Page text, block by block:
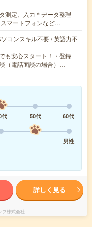
測定、入力＊データ整理
スマートフォンなど…
コンスキル不要 / 英語力不
も安心スタート！・登録
（電話面談の場合）…
代 50代
60代
男性
詳しく見る
株式会社